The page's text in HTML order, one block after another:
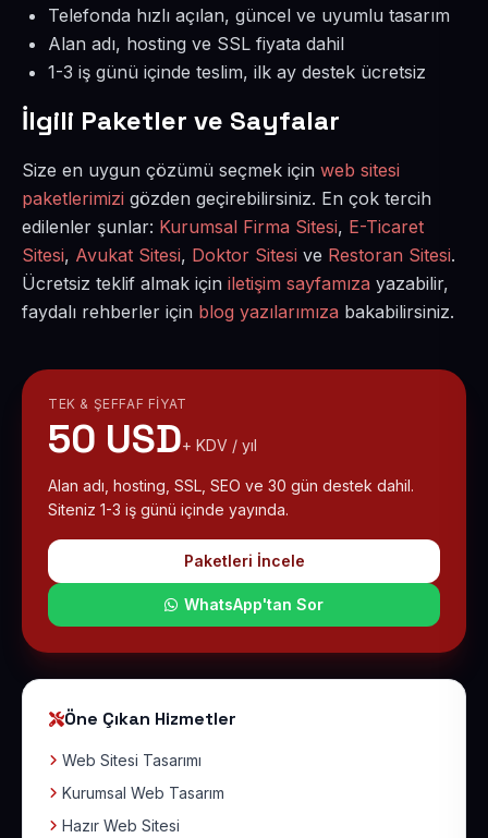
Telefonda hızlı açılan, güncel ve uyumlu tasarım
Alan adı, hosting ve SSL fiyata dahil
1-3 iş günü içinde teslim, ilk ay destek ücretsiz
İlgili Paketler ve Sayfalar
Size en uygun çözümü seçmek için web sitesi
paketlerimizi gözden geçirebilirsiniz. En çok tercih
edilenler şunlar: Kurumsal Firma Sitesi, E-Ticaret
Sitesi, Avukat Sitesi, Doktor Sitesi ve Restoran Sitesi.
Ücretsiz teklif almak için iletişim sayfamıza yazabilir,
faydalı rehberler için blog yazılarımıza bakabilirsiniz.
TEK & ŞEFFAF FIYAT
50 USD+ KDV / yıl
Alan adı, hosting, SSL, SEO ve 30 gün destek dahil.
Siteniz 1-3 iş günü içinde yayında.
Paketleri İncele
WhatsApp'tan Sor
Öne Çıkan Hizmetler
Web Sitesi Tasarımı
Kurumsal Web Tasarım
Hazır Web Sitesi